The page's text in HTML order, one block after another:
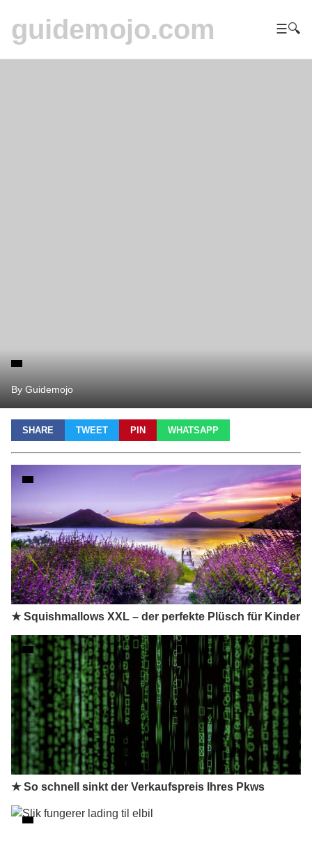
guidemojo.com ☰🔍
By Guidemojo
SHARE TWEET PIN WHATSAPP
★ Squishmallows XXL – der perfekte Plüsch für Kinder
★ So schnell sinkt der Verkaufspreis Ihres Pkws